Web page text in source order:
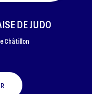
DE JUDO
Châtillon